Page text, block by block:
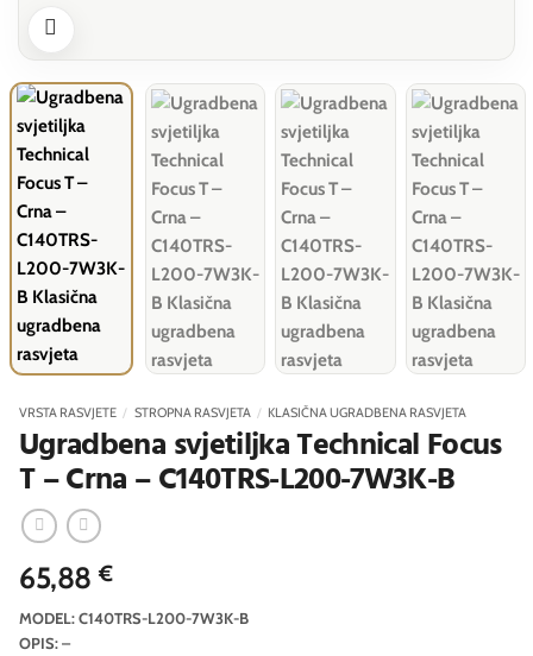
VRSTA RASVJETE / STROPNA RASVJETA / KLASIČNA UGRADBENA RASVJETA
Ugradbena svjetiljka Technical Focus
T – Crna – C140TRS-L200-7W3K-B
65,88 €
MODEL: C140TRS-L200-7W3K-B
OPIS: –